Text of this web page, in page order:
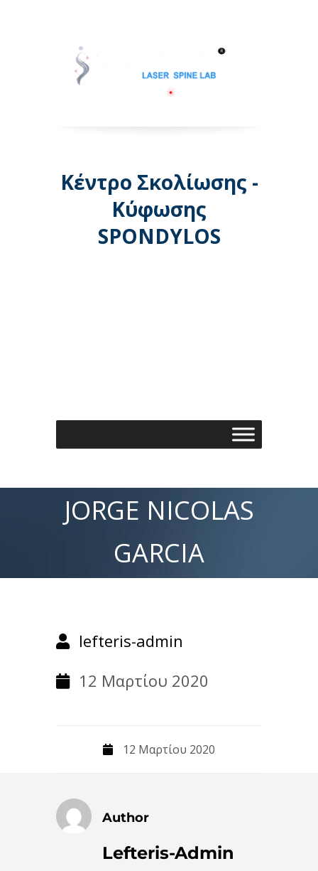
Κέντρο Σκολίωσης -
Κύφωσης
SPONDYLOS
JORGE NICOLAS
GARCIA
lefteris-admin
12 Μαρτίου 2020
12 Μαρτίου 2020
Author
Lefteris-Admin